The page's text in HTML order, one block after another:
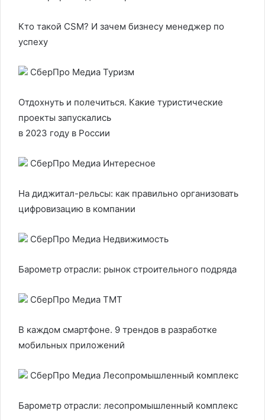
Кто такой CSM? И зачем бизнесу менеджер по
успеху
СберПро Медиа Туризм
Отдохнуть и полечиться. Какие туристические
проекты запускались
в 2023 году в России
СберПро Медиа Интересное
На диджитал-рельсы: как правильно организовать
цифровизацию в компании
СберПро Медиа Недвижимость
Барометр отрасли: рынок строительного подряда
СберПро Медиа ТМТ
В каждом смартфоне. 9 трендов в разработке
мобильных приложений
СберПро Медиа Лесопромышленный комплекс
Барометр отрасли: лесопромышленный комплекс